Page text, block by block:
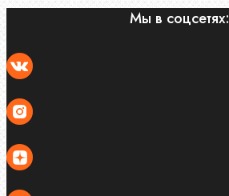
Мы в соцсетях: